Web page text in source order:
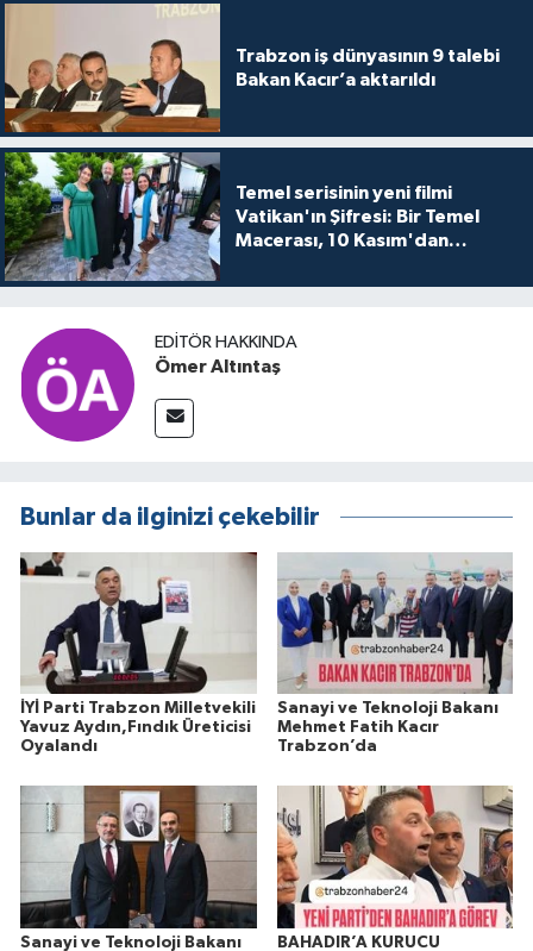
Trabzon iş dünyasının 9 talebi
Bakan Kacır’a aktarıldı
Temel serisinin yeni filmi
Vatikan'ın Şifresi: Bir Temel
Macerası, 10 Kasım'dan
buluşuyo
EDITÖR HAKKINDA
Ömer Altıntaş
Bunlar da ilginizi çekebilir
İYİ Parti Trabzon Milletvekili
Yavuz Aydın,Fındık Üreticisi
Oyalandı
Sanayi ve Teknoloji Bakanı
Mehmet Fatih Kacır
Trabzon’da
Sanayi ve Teknoloji Bakanı BAHADIR’A KURUCU